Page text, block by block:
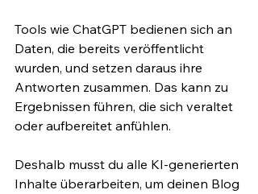
Tools wie ChatGPT bedienen sich an
Daten, die bereits veröffentlicht
wurden, und setzen daraus ihre
Antworten zusammen. Das kann zu
Ergebnissen führen, die sich veraltet
oder aufbereitet anfühlen.
Deshalb musst du alle KI-generierten
Inhalte überarbeiten, um deinen Blog